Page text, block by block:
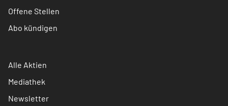
Offene Stellen
Abo kündigen
Alle Aktien
Mediathek
Newsletter